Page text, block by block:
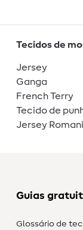
Tecidos de
Jersey
Ganga
French Terry
Tecido de
Jersey
Guias
Glossário de